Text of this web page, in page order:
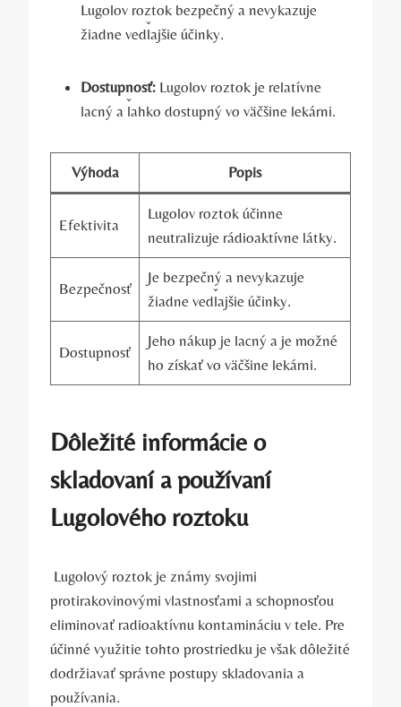
Lugolov roztok bezpečný ​a nevykazuje
žiadne ⁢vedľajšie účinky.
Dostupnosť: Lugolov ‌roztok je relatívne
lacný⁢ a ľahko dostupný vo väčšine lekárni.
Výhoda Popis
Efektivita
Lugolov roztok účinne
⁣neutralizuje rádioaktívne⁢ látky.
Bezpečnosť
Je bezpečný ‌a‍ nevykazuje
žiadne ‍vedľajšie účinky.
Dostupnosť
Jeho nákup je lacný a je možné
ho získať vo väčšine lekárni.
Dôležité informácie⁢ o
skladovaní a používaní
Lugolového roztoku
​ Lugolový roztok‍ je​ známy svojimi
protirakovinovými vlastnosťami ‍a schopnosťou
eliminovať radioaktívnu⁢ kontamináciu v tele. Pre
účinné využitie tohto prostriedku je však⁣ dôležité
dodržiavať správne postupy skladovania a
používania.